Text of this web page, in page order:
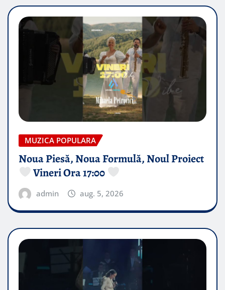
MUZICA POPULARA
Noua Piesă, Noua Formulă, Noul Proiect
Vineri Ora 17:00
admin aug. 5, 2026